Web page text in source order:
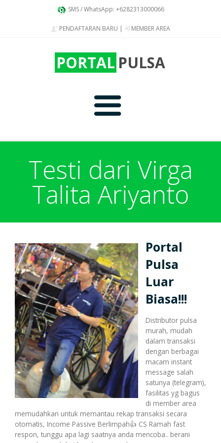
SMS / WhatsApp: +6282313000066
PENDAFTARAN BARU | MEMBER AREA
PORTAL PULSA
Produk
Token PLN murah
Pulsa Reguler
Paket Data Internet
Paket SMS & Telepon
Bonus Mingguan
Bonus Transaksi
Deposit
Transaksi
Cara Transaksi
Transaksi Terjadwal
Support
Testi dari Virga
Talita Ariyanto
Portal
Pulsa
Luar
Biasa!!!
Distributor pulsa
murah, mudah
dalam transaksi
dengan berbagai
macam instant
message salah
satunya (telegram),
fasilitas yg bagus
di member area
memudahkan untuk memantau rekap transaksi secara
otomatis, Income Passive Berlimpah👍 CS Ramah fast
respon, tunggu apa lagi saatnya anda mencoba.. berani